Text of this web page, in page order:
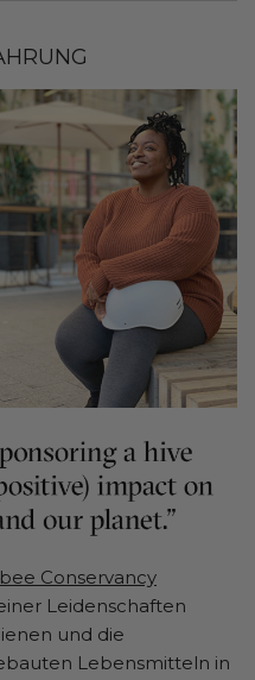
Conservancy
Leidenschaften
und die
Lebensmitteln in